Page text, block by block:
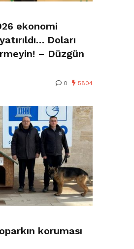
ekonomi
Doları
– Düzgün
0 5804
koruması